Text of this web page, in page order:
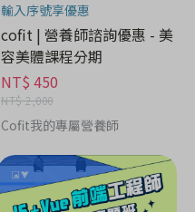
輸入序號享優惠
cofit | 營養師諮詢優惠 - 美
容美體課程分期
NT$ 450
NT$ 2,000
Cofit我的專屬營養師